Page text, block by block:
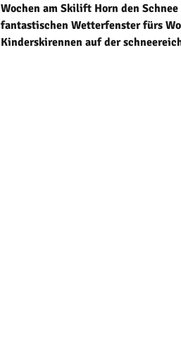
Wochen am Skilift Horn den
fantastischen Wetterfenster fürs
Kinderskirennen auf der